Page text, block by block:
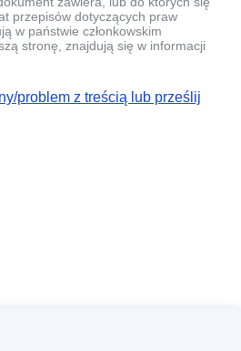
przepisów dotyczących praw
w państwie członkowskim
stronę, znajdują się w informacji
problem z treścią lub prześlij